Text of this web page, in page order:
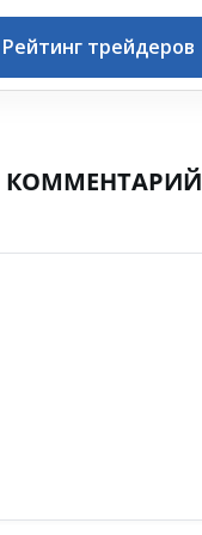
Рейтинг трейдеров
КОММЕНТАРИЙ